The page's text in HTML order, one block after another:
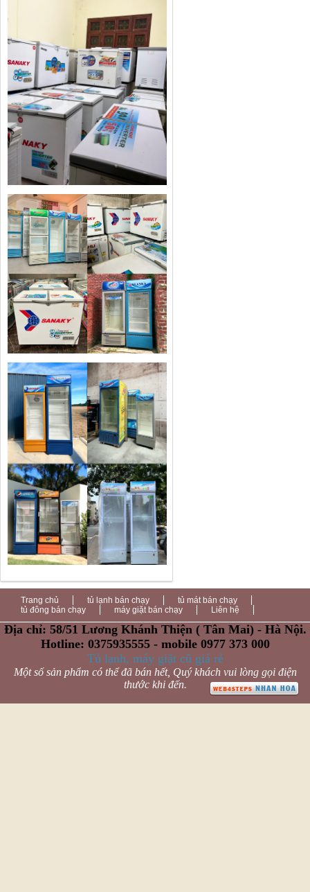
Trang chủ tủ lạnh bán chạy
tủ mát bán chạy
tủ đông bán chạy
máy giặt bán chạy Liên hệ
Địa chỉ: 58/51 Lương Khánh Thiện ( Tân Mai) - Hà Nội.
Hotline: 0375935555 - mobile 0977 373 000
Tủ lạnh, máy giặt cũ giá rẻ
Một số sản phẩm có thể đã bán hết, Quý khách vui lòng gọi điện
thước khi đến.